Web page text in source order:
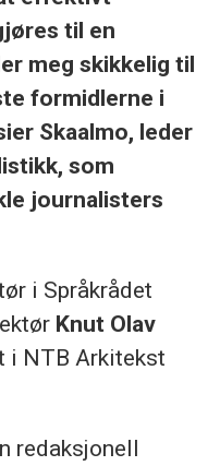
til en
meg skikkelig til
formidlerne i
Skaalmo, leder
som
journalisters
i Språkrådet
Knut Olav
i NTB Arkitekst
redaksjonell